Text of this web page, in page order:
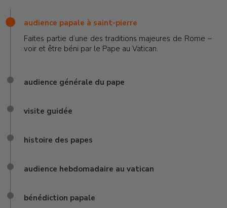
audience papale à saint-pierre
Faites partie d’une des traditions majeures de Rome –
voir et être béni par le Pape au Vatican.
audience générale du pape
visite guidée
histoire des papes
audience hebdomadaire au vatican
bénédiction papale